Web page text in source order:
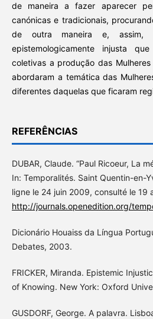
de maneira a fazer aparecer
canónicas e tradicionais,
de outra maneira e, assim,
epistemologicamente injusta
coletivas a produção das
abordaram a temática das
diferentes daquelas que ficaram
REFERÊNCIAS
DUBAR, Claude. “Paul Ricoeur, La
In: Temporalités. Saint Quentin-en-
ligne le 24 juin 2009, consulté le 19
http://journals.openedition.org/
Dicionário Houaiss da Língua
Debates, 2003.
FRICKER, Miranda. Epistemic
of Knowing. New York: Oxford
GUSDORF, George. A palavra.